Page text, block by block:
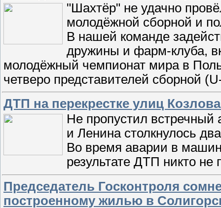
"Шахтёр" не удачно
молодёжной сборной и
В нашей команде
дружины и фарм-клуба,
молодёжный чемпионат мира в
четверо представителей сборной
ДТП на перекрестке улиц
Не пропустил встречный
и Ленина столкнулось
Во время аварии в
результате ДТП никто не
Председатель Госконтроля
построенному жилью в